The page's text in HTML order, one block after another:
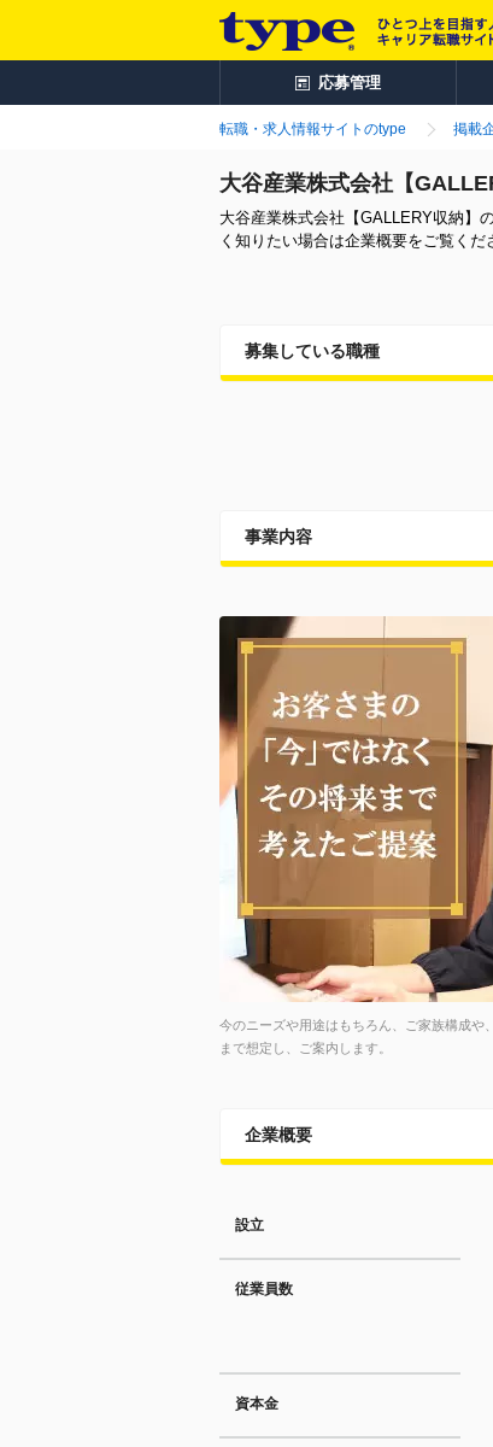
応募管理
転職・求人情報サイトのtype 掲載
大谷産業株式会社【
大谷産業株式会社【GALLERY収納】
く知りたい場合は企業概要をご覧くだ
募集している職種
事業内容
今のニーズや用途はもちろん、ご家族構成や
まで想定し、ご案内します。
企業概要
設立
従業員数
資本金